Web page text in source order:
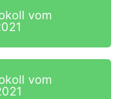
vom
vom